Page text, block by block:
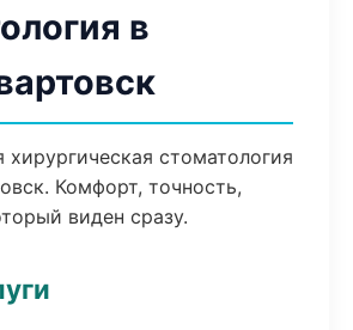
в
стоматология
Комфорт, точность,
виден сразу.